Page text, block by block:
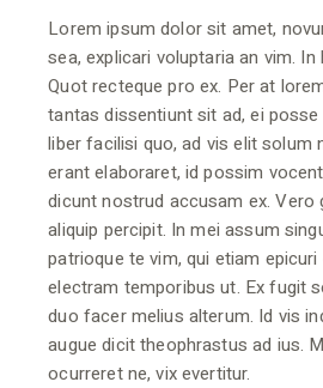
Lorem ipsum dolor sit amet,
sea, explicari voluptaria an vim. In
Quot recteque pro ex. Per at
tantas dissentiunt sit ad, ei
liber facilisi quo, ad vis elit solum
erant elaboraret, id possim
dicunt nostrud accusam ex. Vero
aliquip percipit. In mei assum
patrioque te vim, qui etiam
electram temporibus ut. Ex fugit
duo facer melius alterum. Id vis
augue dicit theophrastus ad ius.
ocurreret ne, vix evertitur.